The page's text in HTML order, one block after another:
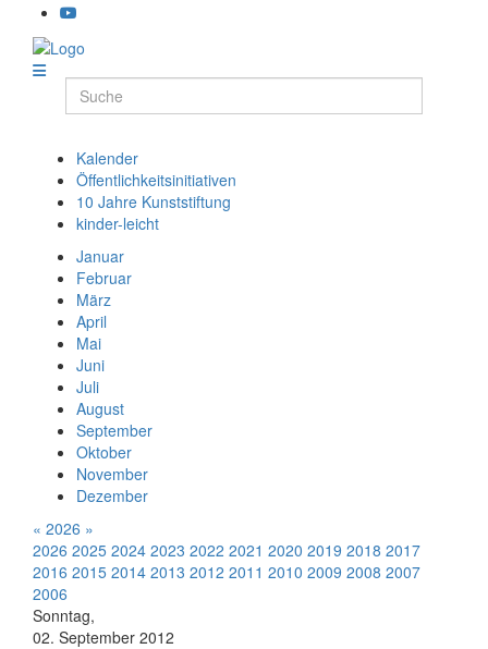
Kalender
Öffentlichkeitsinitiativen
10 Jahre Kunststiftung
kinder-leicht
Januar
Februar
März
April
Mai
Juni
Juli
August
September
Oktober
November
Dezember
« 2026 »
2026 2025 2024 2023 2022 2021 2020 2019 2018 2017
2016 2015 2014 2013 2012 2011 2010 2009 2008 2007
2006
Sonntag,
02. September 2012